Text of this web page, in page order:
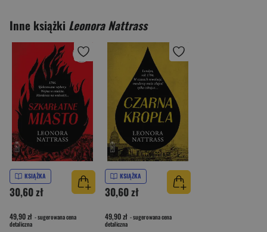
Inne książki Leonora Nattrass
KSIĄŻKA
30,60 zł
49,90 zł - sugerowana cena
detaliczna
KSIĄŻKA
30,60 zł
49,90 zł - sugerowana cena
detaliczna